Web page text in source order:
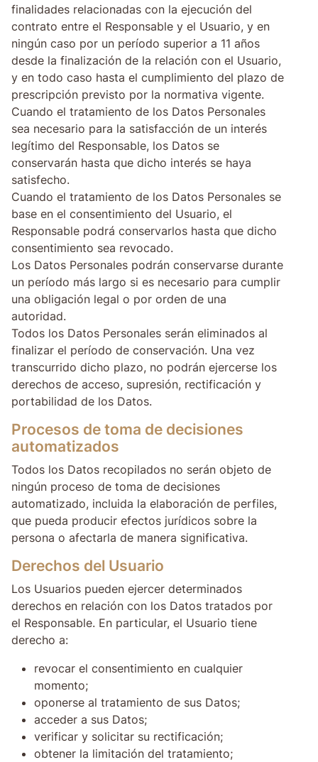
finalidades relacionadas con la ejecución del
contrato entre el Responsable y el Usuario, y en
ningún caso por un período superior a 11 años
desde la finalización de la relación con el Usuario,
y en todo caso hasta el cumplimiento del plazo de
prescripción previsto por la normativa vigente.
Cuando el tratamiento de los Datos Personales
sea necesario para la satisfacción de un interés
legítimo del Responsable, los Datos se
conservarán hasta que dicho interés se haya
satisfecho.
Cuando el tratamiento de los Datos Personales se
base en el consentimiento del Usuario, el
Responsable podrá conservarlos hasta que dicho
consentimiento sea revocado.
Los Datos Personales podrán conservarse durante
un período más largo si es necesario para cumplir
una obligación legal o por orden de una
autoridad.
Todos los Datos Personales serán eliminados al
finalizar el período de conservación. Una vez
transcurrido dicho plazo, no podrán ejercerse los
derechos de acceso, supresión, rectificación y
portabilidad de los Datos.
Procesos de toma de decisiones
automatizados
Todos los Datos recopilados no serán objeto de
ningún proceso de toma de decisiones
automatizado, incluida la elaboración de perfiles,
que pueda producir efectos jurídicos sobre la
persona o afectarla de manera significativa.
Derechos del Usuario
Los Usuarios pueden ejercer determinados
derechos en relación con los Datos tratados por
el Responsable. En particular, el Usuario tiene
derecho a:
revocar el consentimiento en cualquier
momento;
oponerse al tratamiento de sus Datos;
acceder a sus Datos;
verificar y solicitar su rectificación;
obtener la limitación del tratamiento;